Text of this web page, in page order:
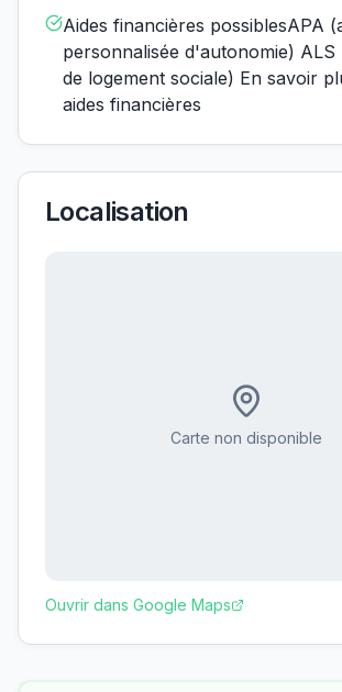
Aides financières possiblesAPA
personnalisée d'autonomie) ALS
de logement sociale) En savoir
aides financières
Localisation
Carte non disponible
Ouvrir dans Google Maps